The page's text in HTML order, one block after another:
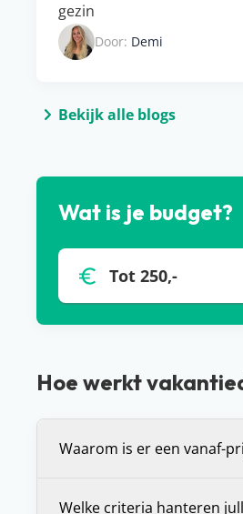
gezin
Door: Demi
Bekijk alle blogs
Wat is je budget?
Tot 250,-
Hoe werkt
Waarom is er een vanaf-
Welke criteria hanteren